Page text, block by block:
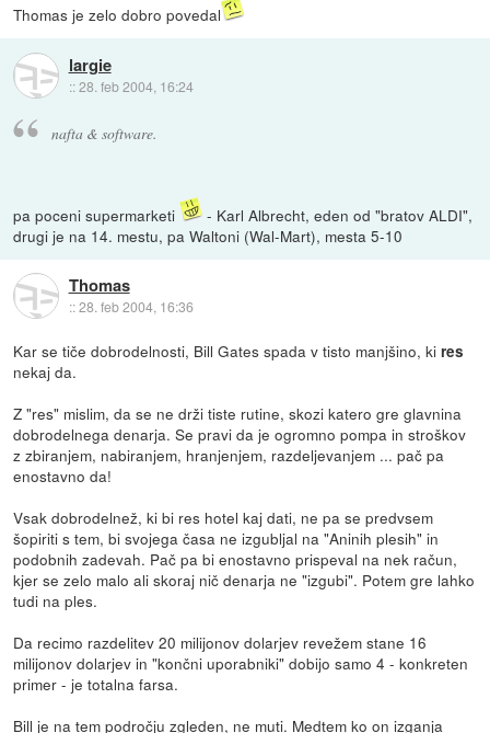
Thomas je zelo dobro povedal
largie
::28. feb 2004, 16:24
nafta & software.
pa poceni supermarketi
- Karl Albrecht, eden od "bratov ALDI",
drugi je na 14. mestu, pa Waltoni (Wal-Mart), mesta 5-10
Thomas
::28. feb 2004, 16:36
Kar se tiče dobrodelnosti, Bill Gates spada v tisto manjšino, kires
nekaj da.
Z "res" mislim, da se ne drži tiste rutine, skozi katero gre glavnina
dobrodelnega denarja. Se pravi da je ogromno pompa in stroškov
z zbiranjem, nabiranjem, hranjenjem, razdeljevanjem ... pač pa
enostavno da!
Vsak dobrodelnež, ki bi res hotel kaj dati, ne pa se predvsem
šopiriti s tem, bi svojega časa ne izgubljal na "Aninih plesih" in
podobnih zadevah. Pač pa bi enostavno prispeval na nek račun,
kjer se zelo malo ali skoraj nič denarja ne "izgubi". Potem gre lahko
tudi na ples.
Da recimo razdelitev 20 milijonov dolarjev revežem stane 16
milijonov dolarjev in "končni uporabniki" dobijo samo 4 - konkreten
primer - je totalna farsa.
Bill je na tem področju zgleden, ne muti. Medtem ko on izganja